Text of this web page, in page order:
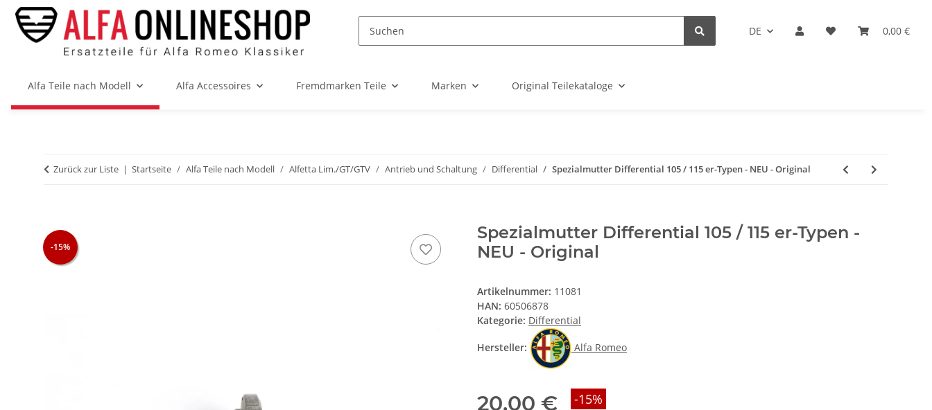
DE 0,00 €
Alfa Teile nach Modell Alfa Accessoires Fremdmarken Teile Marken Original Teilekataloge
Zurück zur Liste Startseite Alfa Teile nach Modell Alfetta Lim./GT/GTV Antrieb und Schaltung Differential Spezialmutter Differential 105 / 115 er-Typen - NEU - Original
-15%
Spezialmutter Differential 105 / 115 er-Typen -
NEU - Original
Artikelnummer: 11081
HAN: 60506878
Kategorie: Differential
Hersteller: Alfa Romeo
20,00 € -15%